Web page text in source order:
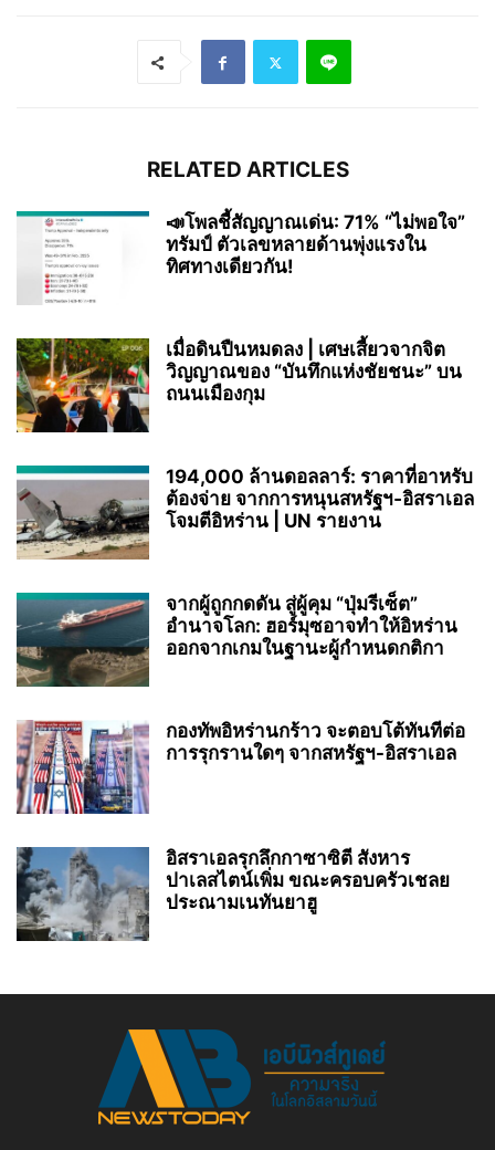
RELATED ARTICLES
📣โพลชี้สัญญาณเด่น: 71% “ไม่พอใจ”
ทรัมป์ ตัวเลขหลายด้านพุ่งแรงใน
ทิศทางเดียวกัน!
เมื่อดินปืนหมดลง | เศษเสี้ยวจากจิต
วิญญาณของ “บันทึกแห่งชัยชนะ” บน
ถนนเมืองกุม
194,000 ล้านดอลลาร์: ราคาที่อาหรับ
ต้องจ่าย จากการหนุนสหรัฐฯ‑อิสราเอล
โจมตีอิหร่าน | UN รายงาน
จากผู้ถูกกดดัน สู่ผู้คุม “ปุ่มรีเซ็ต”
อำนาจโลก: ฮอร์มุซอาจทำให้อิหร่าน
ออกจากเกมในฐานะผู้กำหนดกติกา
กองทัพอิหร่านกร้าว จะตอบโต้ทันทีต่อ
การรุกรานใดๆ จากสหรัฐฯ-อิสราเอล
อิสราเอลรุกลึกกาซาซิตี สังหาร
ปาเลสไตน์เพิ่ม ขณะครอบครัวเชลย
ประณามเนทันยาฮู